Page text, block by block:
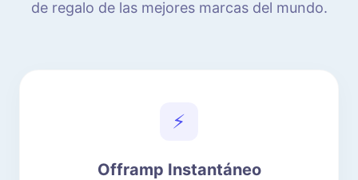
de regalo de las mejores marcas del mundo.
⚡
Offramp Instantáneo